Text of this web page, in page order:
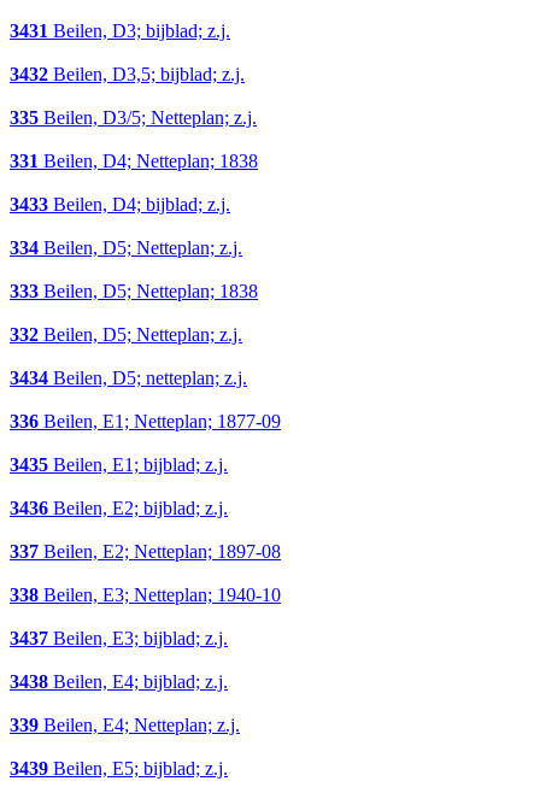
3431 Beilen, D3; bijblad; z.j.
3432 Beilen, D3,5; bijblad; z.j.
335 Beilen, D3/5; Netteplan; z.j.
331 Beilen, D4; Netteplan; 1838
3433 Beilen, D4; bijblad; z.j.
334 Beilen, D5; Netteplan; z.j.
333 Beilen, D5; Netteplan; 1838
332 Beilen, D5; Netteplan; z.j.
3434 Beilen, D5; netteplan; z.j.
336 Beilen, E1; Netteplan; 1877-09
3435 Beilen, E1; bijblad; z.j.
3436 Beilen, E2; bijblad; z.j.
337 Beilen, E2; Netteplan; 1897-08
338 Beilen, E3; Netteplan; 1940-10
3437 Beilen, E3; bijblad; z.j.
3438 Beilen, E4; bijblad; z.j.
339 Beilen, E4; Netteplan; z.j.
3439 Beilen, E5; bijblad; z.j.